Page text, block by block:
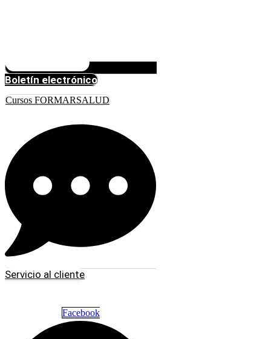
Boletín electrónico
Cursos FORMARSALUD
Servicio al cliente
Facebook